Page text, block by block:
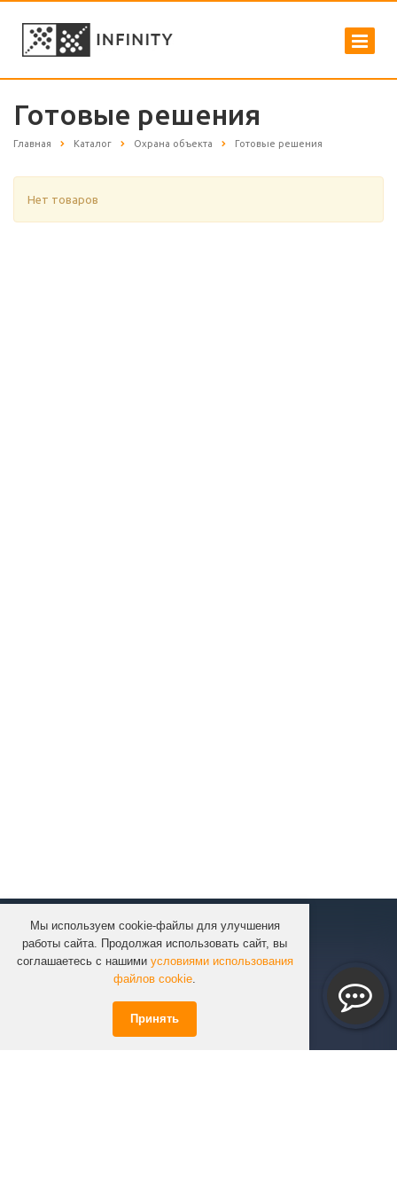
Мы используем cookie-файлы для улучшения
работы сайта. Продолжая использовать сайт, вы
соглашаетесь с нашими условиями использования
файлов cookie.
Принять
Готовые решения
Главная Каталог Охрана объекта Готовые решения
Нет товаров
КОМПАНИЯ
КАТАЛОГ
УСЛУГИ
ИНФОРМАЦИЯ